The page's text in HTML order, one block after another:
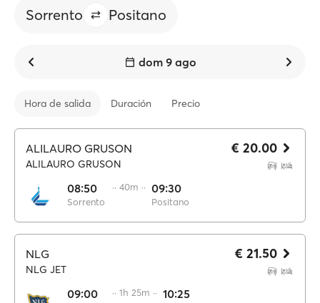
Sorrento Positano
dom 9 ago
Hora de salida Duración Precio
ALILAURO GRUSON
ALILAURO GRUSON
08:50
Sorrento
·· 40m ·· 09:30
Positano
€ 20.00
NLG
NLG JET
09:00 ·· 1h 25m ·· 10:25
€ 21.50